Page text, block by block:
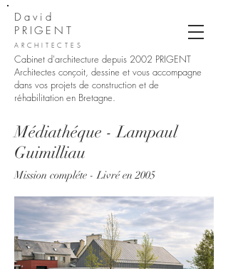
David
PRIGENT
ARCHITECTES
Cabinet d'architecture depuis 2002 PRIGENT
Architectes conçoit, dessine et vous accompagne
dans vos projets de construction et de
réhabilitation en Bretagne.
Médiathéque - Lampaul
Guimilliau
Mission compléte - Livré en 2005